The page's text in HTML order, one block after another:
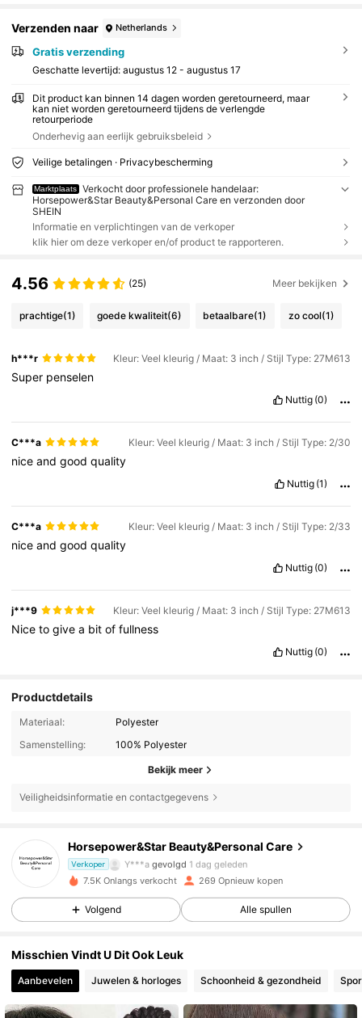
Verzenden naar Netherlands
Gratis verzending
Geschatte levertijd: augustus 12 - augustus 17
Dit product kan binnen 14 dagen worden geretourneerd, maar
kan niet worden geretourneerd tijdens de verlengde
retourperiode
Onderhevig aan eerlijk gebruiksbeleid
Veilige betalingen · Privacybescherming
Marktplaats
Verkocht door professionele handelaar:
Horsepower&Star Beauty&Personal Care en verzonden door
SHEIN
Informatie en verplichtingen van de verkoper
klik hier om deze verkoper en/of product te rapporteren.
4.56 (25) Meer bekijken
prachtige(1) goede kwaliteit(6) betaalbare(1) zo cool(1)
h***r Kleur: Veel kleurig / Maat: 3 inch / Stijl Type: 27M613
Super penselen
Nuttig (0)
C***a Kleur: Veel kleurig / Maat: 3 inch / Stijl Type: 2/30
niceandgoodquality
Nuttig (1)
C***a Kleur: Veel kleurig / Maat: 3 inch / Stijl Type: 2/33
niceandgoodquality
Nuttig (0)
j***9 Kleur: Veel kleurig / Maat: 3 inch / Stijl Type: 27M613
Nicetogivea bitoffullness
Nuttig (0)
Productdetails
Materiaal:
Polyester
Samenstelling:
100% Polyester
Bekijk meer
Veiligheidsinformatie en contactgegevens
Horsepower&Star Beauty&Personal Care
Verkoper Y***a gevolgd 1 dag geleden
7.5K Onlangs verkocht 269 Opnieuw kopen
Volgend Alle spullen
Misschien Vindt U Dit Ook Leuk
Aanbevelen Juwelen & horloges Schoonheid & gezondheid